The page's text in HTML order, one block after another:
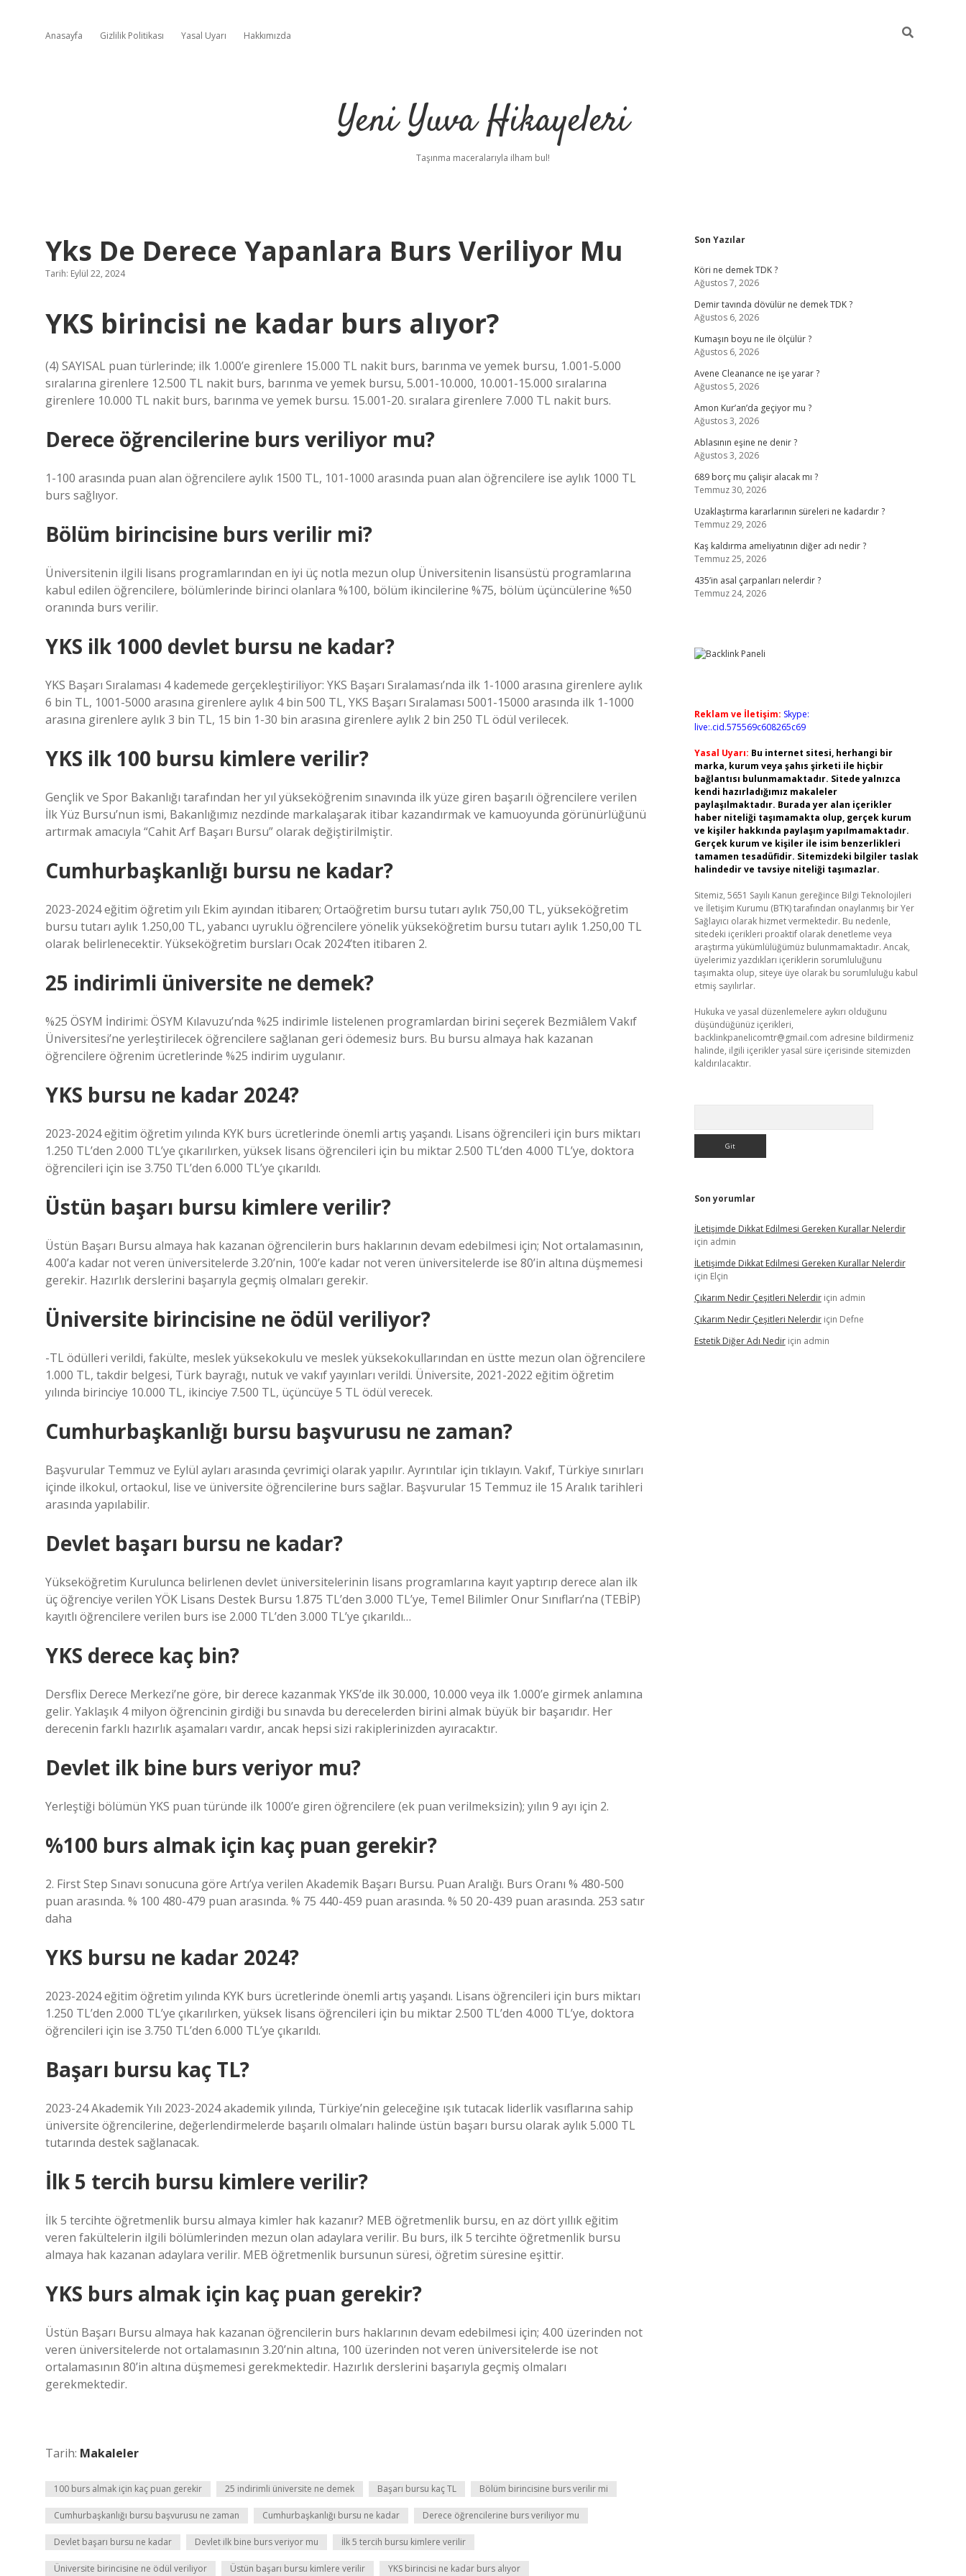
Anasayfa Gizlilik Politikası Yasal Uyarı Hakkımızda
Yeni Yuva Hikayeleri
Taşınma maceralarıyla ilham bul!
Yks De Derece Yapanlara Burs Veriliyor Mu
Tarih: Eylül 22, 2024
YKS birincisi ne kadar burs alıyor?
(4) SAYISAL puan türlerinde; ilk 1.000’e girenlere 15.000 TL nakit burs, barınma ve yemek bursu, 1.001-5.000
sıralarına girenlere 12.500 TL nakit burs, barınma ve yemek bursu, 5.001-10.000, 10.001-15.000 sıralarına
girenlere 10.000 TL nakit burs, barınma ve yemek bursu. 15.001-20. sıralara girenlere 7.000 TL nakit burs.
Derece öğrencilerine burs veriliyor mu?
1-100 arasında puan alan öğrencilere aylık 1500 TL, 101-1000 arasında puan alan öğrencilere ise aylık 1000 TL
burs sağlıyor.
Bölüm birincisine burs verilir mi?
Üniversitenin ilgili lisans programlarından en iyi üç notla mezun olup Üniversitenin lisansüstü programlarına
kabul edilen öğrencilere, bölümlerinde birinci olanlara %100, bölüm ikincilerine %75, bölüm üçüncülerine %50
oranında burs verilir.
YKS ilk 1000 devlet bursu ne kadar?
YKS Başarı Sıralaması 4 kademede gerçekleştiriliyor: YKS Başarı Sıralaması’nda ilk 1-1000 arasına girenlere aylık
6 bin TL, 1001-5000 arasına girenlere aylık 4 bin 500 TL, YKS Başarı Sıralaması 5001-15000 arasında ilk 1-1000
arasına girenlere aylık 3 bin TL, 15 bin 1-30 bin arasına girenlere aylık 2 bin 250 TL ödül verilecek.
YKS ilk 100 bursu kimlere verilir?
Gençlik ve Spor Bakanlığı tarafından her yıl yükseköğrenim sınavında ilk yüze giren başarılı öğrencilere verilen
İlk Yüz Bursu’nun ismi, Bakanlığımız nezdinde markalaşarak itibar kazandırmak ve kamuoyunda görünürlüğünü
artırmak amacıyla “Cahit Arf Başarı Bursu” olarak değiştirilmiştir.
Cumhurbaşkanlığı bursu ne kadar?
2023-2024 eğitim öğretim yılı Ekim ayından itibaren; Ortaöğretim bursu tutarı aylık 750,00 TL, yükseköğretim
bursu tutarı aylık 1.250,00 TL, yabancı uyruklu öğrencilere yönelik yükseköğretim bursu tutarı aylık 1.250,00 TL
olarak belirlenecektir. Yükseköğretim bursları Ocak 2024’ten itibaren 2.
25 indirimli üniversite ne demek?
%25 ÖSYM İndirimi: ÖSYM Kılavuzu’nda %25 indirimle listelenen programlardan birini seçerek Bezmiâlem Vakıf
Üniversitesi’ne yerleştirilecek öğrencilere sağlanan geri ödemesiz burs. Bu bursu almaya hak kazanan
öğrencilere öğrenim ücretlerinde %25 indirim uygulanır.
YKS bursu ne kadar 2024?
2023-2024 eğitim öğretim yılında KYK burs ücretlerinde önemli artış yaşandı. Lisans öğrencileri için burs miktarı
1.250 TL’den 2.000 TL’ye çıkarılırken, yüksek lisans öğrencileri için bu miktar 2.500 TL’den 4.000 TL’ye, doktora
öğrencileri için ise 3.750 TL’den 6.000 TL’ye çıkarıldı.
Üstün başarı bursu kimlere verilir?
Üstün Başarı Bursu almaya hak kazanan öğrencilerin burs haklarının devam edebilmesi için; Not ortalamasının,
4.00’a kadar not veren üniversitelerde 3.20’nin, 100’e kadar not veren üniversitelerde ise 80’in altına düşmemesi
gerekir. Hazırlık derslerini başarıyla geçmiş olmaları gerekir.
Üniversite birincisine ne ödül veriliyor?
-TL ödülleri verildi, fakülte, meslek yüksekokulu ve meslek yüksekokullarından en üstte mezun olan öğrencilere
1.000 TL, takdir belgesi, Türk bayrağı, nutuk ve vakıf yayınları verildi. Üniversite, 2021-2022 eğitim öğretim
yılında birinciye 10.000 TL, ikinciye 7.500 TL, üçüncüye 5 TL ödül verecek.
Cumhurbaşkanlığı bursu başvurusu ne zaman?
Başvurular Temmuz ve Eylül ayları arasında çevrimiçi olarak yapılır. Ayrıntılar için tıklayın. Vakıf, Türkiye sınırları
içinde ilkokul, ortaokul, lise ve üniversite öğrencilerine burs sağlar. Başvurular 15 Temmuz ile 15 Aralık tarihleri ​​
arasında yapılabilir.
Devlet başarı bursu ne kadar?
Yükseköğretim Kurulunca belirlenen devlet üniversitelerinin lisans programlarına kayıt yaptırıp derece alan ilk
üç öğrenciye verilen YÖK Lisans Destek Bursu 1.875 TL’den 3.000 TL’ye, Temel Bilimler Onur Sınıfları’na (TEBİP)
kayıtlı öğrencilere verilen burs ise 2.000 TL’den 3.000 TL’ye çıkarıldı…
YKS derece kaç bin?
Dersflix Derece Merkezi’ne göre, bir derece kazanmak YKS’de ilk 30.000, 10.000 veya ilk 1.000’e girmek anlamına
gelir. Yaklaşık 4 milyon öğrencinin girdiği bu sınavda bu derecelerden birini almak büyük bir başarıdır. Her
derecenin farklı hazırlık aşamaları vardır, ancak hepsi sizi rakiplerinizden ayıracaktır.
Devlet ilk bine burs veriyor mu?
Yerleştiği bölümün YKS puan türünde ilk 1000’e giren öğrencilere (ek puan verilmeksizin); yılın 9 ayı için 2.
%100 burs almak için kaç puan gerekir?
2. First Step Sınavı sonucuna göre Artı’ya verilen Akademik Başarı Bursu. Puan Aralığı. Burs Oranı % 480-500
puan arasında. % 100 480-479 puan arasında. % 75 440-459 puan arasında. % 50 20-439 puan arasında. 253 satır
daha
YKS bursu ne kadar 2024?
2023-2024 eğitim öğretim yılında KYK burs ücretlerinde önemli artış yaşandı. Lisans öğrencileri için burs miktarı
1.250 TL’den 2.000 TL’ye çıkarılırken, yüksek lisans öğrencileri için bu miktar 2.500 TL’den 4.000 TL’ye, doktora
öğrencileri için ise 3.750 TL’den 6.000 TL’ye çıkarıldı.
Başarı bursu kaç TL?
2023-24 Akademik Yılı 2023-2024 akademik yılında, Türkiye’nin geleceğine ışık tutacak liderlik vasıflarına sahip
üniversite öğrencilerine, değerlendirmelerde başarılı olmaları halinde üstün başarı bursu olarak aylık 5.000 TL
tutarında destek sağlanacak.
İlk 5 tercih bursu kimlere verilir?
İlk 5 tercihte öğretmenlik bursu almaya kimler hak kazanır? MEB öğretmenlik bursu, en az dört yıllık eğitim
veren fakültelerin ilgili bölümlerinden mezun olan adaylara verilir. Bu burs, ilk 5 tercihte öğretmenlik bursu
almaya hak kazanan adaylara verilir. MEB öğretmenlik bursunun süresi, öğretim süresine eşittir.
YKS burs almak için kaç puan gerekir?
Üstün Başarı Bursu almaya hak kazanan öğrencilerin burs haklarının devam edebilmesi için; 4.00 üzerinden not
veren üniversitelerde not ortalamasının 3.20’nin altına, 100 üzerinden not veren üniversitelerde ise not
ortalamasının 80’in altına düşmemesi gerekmektedir. Hazırlık derslerini başarıyla geçmiş olmaları
gerekmektedir.
Tarih: Makaleler
100 burs almak için kaç puan gerekir 25 indirimli üniversite ne demek Başarı bursu kaç TL Bölüm birincisine burs verilir mi
Cumhurbaşkanlığı bursu başvurusu ne zaman Cumhurbaşkanlığı bursu ne kadar Derece öğrencilerine burs veriliyor mu
Devlet başarı bursu ne kadar Devlet ilk bine burs veriyor mu İlk 5 tercih bursu kimlere verilir
Üniversite birincisine ne ödül veriliyor Üstün başarı bursu kimlere verilir YKS birincisi ne kadar burs alıyor
Sidebar
Son Yazılar
Köri ne demek TDK ?
Ağustos 7, 2026
Demir tavında dövülür ne demek TDK ?
Ağustos 6, 2026
Kumaşın boyu ne ile ölçülür ?
Ağustos 6, 2026
Avene Cleanance ne işe yarar ?
Ağustos 5, 2026
Amon Kur’an’da geçiyor mu ?
Ağustos 3, 2026
Ablasının eşine ne denir ?
Ağustos 3, 2026
689 borç mu çalişir alacak mı ?
Temmuz 30, 2026
Uzaklaştırma kararlarının süreleri ne kadardır ?
Temmuz 29, 2026
Kaş kaldırma ameliyatının diğer adı nedir ?
Temmuz 25, 2026
435’in asal çarpanları nelerdir ?
Temmuz 24, 2026
Reklam ve İletişim: Skype:
live:.cid.575569c608265c69
Yasal Uyarı: Bu internet sitesi, herhangi bir
marka, kurum veya şahıs şirketi ile hiçbir
bağlantısı bulunmamaktadır. Sitede yalnızca
kendi hazırladığımız makaleler
paylaşılmaktadır. Burada yer alan içerikler
haber niteliği taşımamakta olup, gerçek kurum
ve kişiler hakkında paylaşım yapılmamaktadır.
Gerçek kurum ve kişiler ile isim benzerlikleri
tamamen tesadüfidir. Sitemizdeki bilgiler taslak
halindedir ve tavsiye niteliği taşımazlar.
Sitemiz, 5651 Sayılı Kanun gereğince Bilgi Teknolojileri
ve İletişim Kurumu (BTK) tarafından onaylanmış bir Yer
Sağlayıcı olarak hizmet vermektedir. Bu nedenle,
sitedeki içerikleri proaktif olarak denetleme veya
araştırma yükümlülüğümüz bulunmamaktadır. Ancak,
üyelerimiz yazdıkları içeriklerin sorumluluğunu
taşımakta olup, siteye üye olarak bu sorumluluğu kabul
etmiş sayılırlar.
Hukuka ve yasal düzenlemelere aykırı olduğunu
düşündüğünüz içerikleri,
backlinkpanelicomtr@gmail.com adresine bildirmeniz
halinde, ilgili içerikler yasal süre içerisinde sitemizden
kaldırılacaktır.
Son yorumlar
İLetişimde Dikkat Edilmesi Gereken Kurallar Nelerdir
için admin
İLetişimde Dikkat Edilmesi Gereken Kurallar Nelerdir
için Elçin
Çıkarım Nedir Çeşitleri Nelerdiriçin admin
Çıkarım Nedir Çeşitleri Nelerdiriçin Defne
Estetik Diğer Adı Nediriçin admin
ilbet Betexper giriş adresi